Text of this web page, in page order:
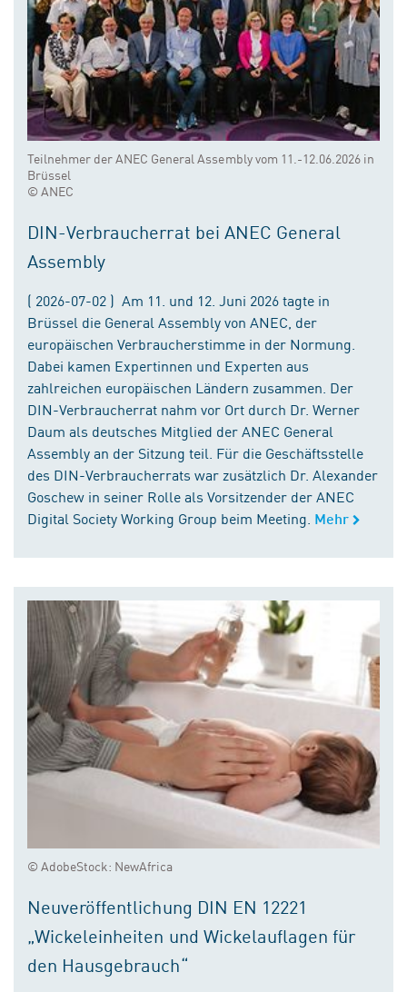
Teilnehmer der ANEC General Assembly vom 11.-12.06.2026 in
Brüssel
© ANEC
DIN-Verbraucherrat bei ANEC General
Assembly
( 2026-07-02 ) Am 11. und 12. Juni 2026 tagte in
Brüssel die General Assembly von ANEC, der
europäischen Verbraucherstimme in der Normung.
Dabei kamen Expertinnen und Experten aus
zahlreichen europäischen Ländern zusammen. Der
DIN-Verbraucherrat nahm vor Ort durch Dr. Werner
Daum als deutsches Mitglied der ANEC General
Assembly an der Sitzung teil. Für die Geschäftsstelle
des DIN-Verbraucherrats war zusätzlich Dr. Alexander
Goschew in seiner Rolle als Vorsitzender der ANEC
Digital Society Working Group beim Meeting. Mehr
© AdobeStock: NewAfrica
Neuveröffentlichung DIN EN 12221
„Wickeleinheiten und Wickelauflagen für
den Hausgebrauch“